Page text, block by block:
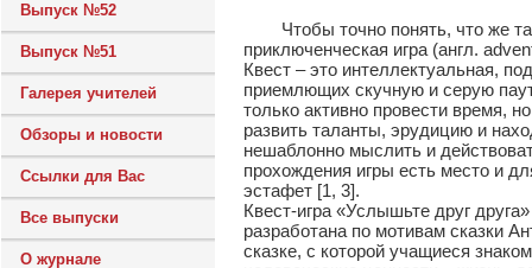
Выпуск №52
Выпуск №51
Галерея учителей
Обзоры и новости
Ссылки для Вас
Все выпуски
О журнале
Чтобы точно понять, что же
приключенческая игра (англ.
Квест – это интеллектуальная,
приемлющих скучную и серую
только активно провести время,
развить таланты, эрудицию и
нешаблонно мыслить и
прохождения игры есть место и
эстафет [1, 3].
Квест-игра «Услышьте друг
разработана по мотивам сказки
сказке, с которой учащиеся